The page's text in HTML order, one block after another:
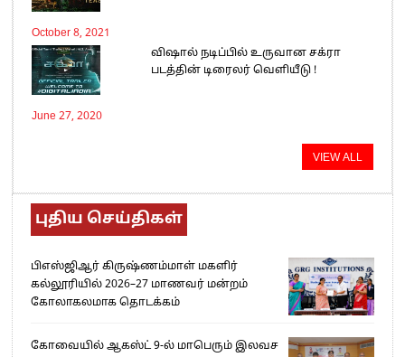
October 8, 2021
விஷால் நடிப்பில் உருவான சக்ரா
படத்தின் டிரைலர் வெளியீடு !
June 27, 2020
VIEW ALL
புதிய செய்திகள்
பிஎஸ்ஜிஆர் கிருஷ்ணம்மாள் மகளிர்
கல்லூரியில் 2026–27 மாணவர் மன்றம்
கோலாகலமாக தொடக்கம்
கோவையில் ஆகஸ்ட் 9-ல் மாபெரும் இலவச